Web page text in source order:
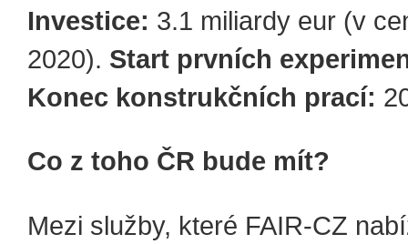
Investice: 3.1 miliardy eur (v
2020). Start prvních
Konec konstrukčních prací:
Co z toho ČR bude mít?
Mezi služby, které FAIR-CZ